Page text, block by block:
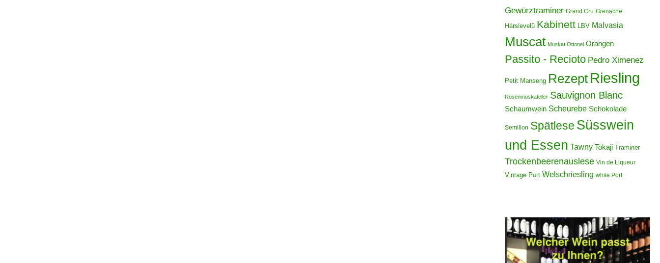
Gewürztraminer Grand Cru Grenache
Hárslevelû Kabinett LBV Malvasia
Muscat Muskat Ottonel Orangen
Passito - Recioto Pedro Ximenez
Petit Manseng Rezept Riesling
Rosenmuskateller Sauvignon Blanc
Schaumwein Scheurebe Schokolade
Semillon Spätlese Süsswein
und Essen Tawny Tokaji Traminer
Trockenbeerenauslese Vin de Liqueur
Vintage Port Welschriesling white Port